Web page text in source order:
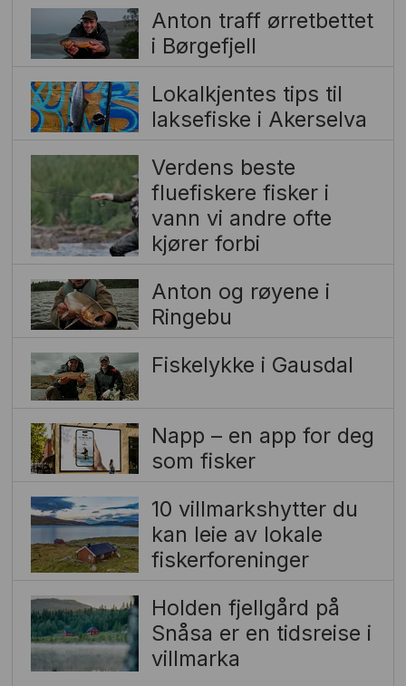
Anton traff ørretbettet
i Børgefjell
Lokalkjentes tips til
laksefiske i Akerselva
Verdens beste
fluefiskere fisker i
vann vi andre ofte
kjører forbi
Anton og røyene i
Ringebu
Fiskelykke i Gausdal
Napp – en app for deg
som fisker
10 villmarkshytter du
kan leie av lokale
fiskerforeninger
Holden fjellgård på
Snåsa er en tidsreise i
villmarka